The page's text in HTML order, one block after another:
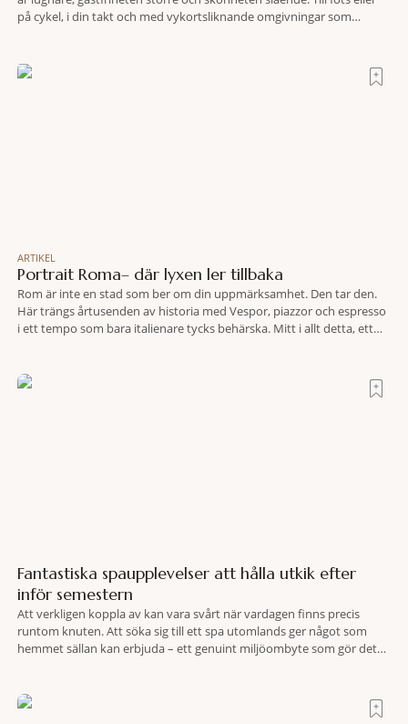
på cykel, i din takt och med vykortsliknande omgivningar som
travel när det
ARTIKEL
Portrait Roma– där lyxen ler tillbaka
Rom är inte en stad som ber om din uppmärksamhet. Den tar den.
Här trängs årtusenden av historia med Vespor, piazzor och espresso
i ett tempo som bara italienare tycks behärska. Mitt i allt detta, ett
Fantastiska spaupplevelser att hålla utkik efter
inför semestern
Att verkligen koppla av kan vara svårt när vardagen finns precis
runtom knuten. Att söka sig till ett spa utomlands ger något som
hemmet sällan kan erbjuda – ett genuint miljöombyte som gör det